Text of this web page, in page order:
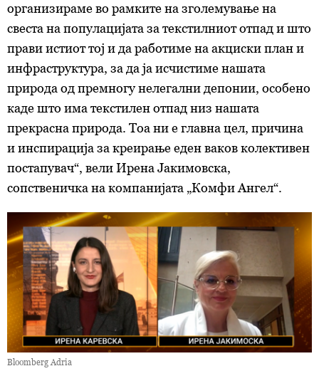
организираме во рамките на зголемување на
свеста на популацијата за текстилниот отпад и што
прави истиот тој и да работиме на акциски план и
инфраструктура, за да ја исчистиме нашата
природа од премногу нелегални депонии, особено
каде што има текстилен отпад низ нашата
прекрасна природа. Тоа ни е главна цел, причина
и инспирација за креирање еден ваков колективен
постапувач“, вели Ирена Јакимовска,
сопственичка на компанијата „Комфи Ангел“.
Bloomberg Adria